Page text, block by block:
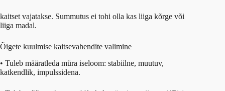
kaitset vajatakse. Summutus ei tohi olla kas liiga kõrge või
liiga madal.
Õigete kuulmise kaitsevahendite valimine
• Tuleb määratleda müra iseloom: stabiilne, muutuv,
katkendlik, impulssidena.